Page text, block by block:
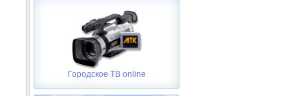
Городское ТВ online